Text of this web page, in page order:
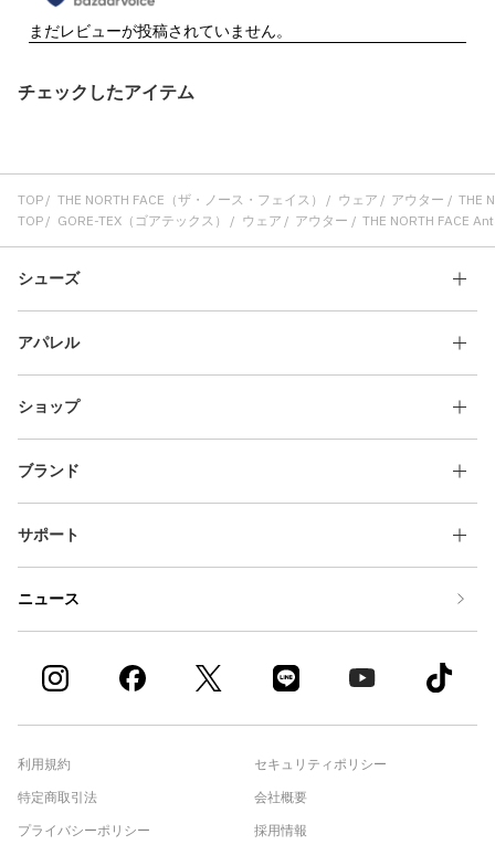
チェックしたアイテム
TOP THE NORTH FACE（ザ・ノース・フェイス） ウェア アウター
THE
TOP
GORE-TEX（ゴアテックス） ウェア アウター THE NORTH FACE
シューズ
アパレル
ショップ
ブランド
サポート
ニュース
利用規約
特定商取引法
プライバシーポリシー
セキュリティポリシー
会社概要
採用情報